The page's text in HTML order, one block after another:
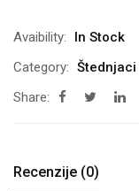
Avaibility:
In Stock
Category: Štednjaci
Share:
Recenzije (0)